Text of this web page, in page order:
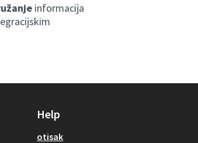
informacija
Help
otisak